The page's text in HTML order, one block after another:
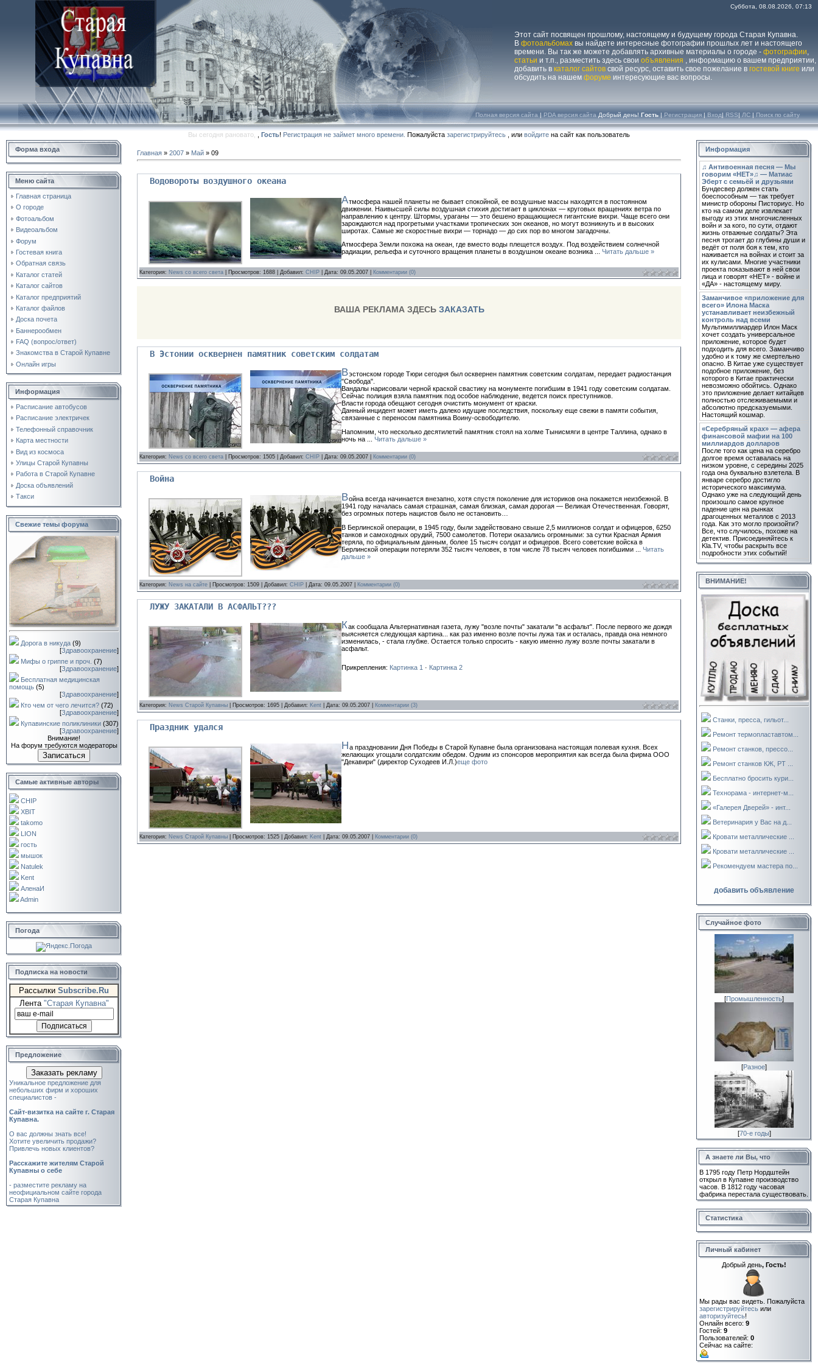
Этот сайт посвящен прошлому, настоящему и будущему города Старая Купавна.
В фотоальбомах вы найдете интересные фотографии прошлых лет и настоящего
времени. Вы так же можете добавлять архивные материалы о городе - фотографии,
статьи и т.п., разместить здесь свои объявления , информацию о вашем предприятии,
добавить в каталог сайтов свой ресурс, оставить свое пожелание в гостевой книге или
обсудить на нашем форуме интересующие вас вопросы.
Суббота, 08.08.2026, 07:13
Полная версия сайта | PDA версия сайта Добрый день! Гость | Регистрация | Вход| RSS| ЛС | Поиск по сайту
Вы сегодня рановато, Гость! Регистрация не займет много времени. Пожалуйста зарегистрируйтесь , или войдите на сайт как пользователь
Форма входа
Меню сайта
Главная страница
О городе
Фотоальбом
Видеоальбом
Форум
Гостевая книга
Обратная связь
Каталог статей
Каталог сайтов
Каталог предприятий
Каталог файлов
Доска почета
Баннерообмен
FAQ (вопрос/ответ)
Знакомства в Старой Купавне
Онлайн игры
Информация
Расписание автобусов
Расписание электричек
Телефонный справочник
Карта местности
Вид из космоса
Улицы Старой Купавны
Работа в Старой Купавне
Доска объявлений
Такси
Свежие темы форума
Дорога в никуда (9)
[Здравоохранение]
Мифы о гриппе и проч. (7)
[Здравоохранение]
Бесплатная медицинская
помощь (5)
[Здравоохранение]
Кто чем от чего лечится? (72)
[Здравоохранение]
Купавинские поликлиники (307)
[Здравоохранение]
Внимание!
На форум требуются модераторы
Записаться
Самые активные авторы
CHIP
XBIT
takomo
LION
гость
мышок
Natulek
Kent
АленаИ
Admin
Погода
Подписка на новости
Рассылки Subscribe.Ru
Лента "Старая Купавна"
Предложение
Заказать рекламу
Уникальное предложение для
небольших фирм и хороших
специалистов -
Cайт-визитка на сайте г. Старая
Купавна.
О вас должны знать все!
Хотите увеличить продажи?
Привлечь новых клиентов?
Расскажите жителям Старой
Купавны о себе
- разместите рекламу на
неофициальном сайте города
Старая Купавна
Главная » 2007 » Май » 09
Водовороты воздушного океана
Атмосфера нашей планеты не бывает спокойной, ее воздушные массы находятся в постоянном
движении. Наивысшей силы воздушная стихия достигает в циклонах — круговых вращениях ветра по
направлению к центру. Штормы, ураганы — это бешено вращающиеся гигантские вихри. Чаще всего они
зарождаются над прогретыми участками тропических зон океанов, но могут возникнуть и в высоких
широтах. Самые же скоростные вихри — торнадо — до сих пор во многом загадочны.
Атмосфера Земли похожа на океан, где вместо воды плещется воздух. Под воздействием солнечной
радиации, рельефа и суточного вращения планеты в воздушном океане возника
Читать дальше »
Категория: News со всего света | Просмотров: 1688 | Добавил: CHIP | Дата: 09.05.2007 Комментарии (0)
ВАША РЕКЛАМА ЗДЕСЬ ЗАКАЗАТЬ
В Эстонии осквернен памятник советским солдатам
Вэстонском городе Тюри сегодня был осквернен памятник советским солдатам, передает радиостанция
"Свобода".
Вандалы нарисовали черной краской свастику на монументе погибшим в 1941 году советским солдатам.
Сейчас полиция взяла памятник под особое наблюдение, ведется поиск преступников.
Власти города обещают сегодня очистить монумент от краски.
Данный инцидент может иметь далеко идущие последствия, поскольку еще свежи в памяти события,
связанные с переносом памятника Воину-освободителю.
Напомним, что несколько десятилетий памятник стоял на холме Тынисмяги в центре Таллина, однако в
ночь на
Читать дальше »
Категория: News со всего света | Просмотров: 1505 | Добавил: CHIP | Дата: 09.05.2007 Комментарии (0)
Война
Война всегда начинается внезапно, хотя спустя поколение для историков она покажется неизбежной. В
1941 году началась самая страшная, самая близкая, самая дорогая — Великая Отечественная. Говорят,
без огромных потерь нацистов было не остановить…
В Берлинской операции, в 1945 году, были задействовано свыше 2,5 миллионов солдат и офицеров, 6250
танков и самоходных орудий, 7500 самолетов. Потери оказались огромными: за сутки Красная Армия
теряла, по официальным данным, более 15 тысяч солдат и офицеров. Всего советские войска в
Берлинской операции потеряли 352 тысяч человек, в том числе 78 тысяч человек погибшими
Читать
дальше »
Категория: News на сайте | Просмотров: 1509 | Добавил: CHIP | Дата: 09.05.2007 Комментарии (0)
ЛУЖУ ЗАКАТАЛИ В АСФАЛЬТ???
Как сообщала Альтернативная газета, лужу "возле почты" закатали "в асфальт". После первого же дождя
выясняется следующая картина... как раз именно возле почты лужа так и осталась, правда она немного
изменилась, - стала глубже. Остается только спросить - какую именно лужу возле почты закатали в
асфальт.
Прикрепления: Картинка 1 · Картинка 2
Категория: News Старой Купавны | Просмотров: 1695 | Добавил: Kent | Дата: 09.05.2007 Комментарии (3)
Праздник удался
Н а праздновании Дня Победы в Старой Купавне была организована настоящая полевая кухня. Всех
желающих угощали солдатским обедом. Одним из спонсоров мероприятия как всегда была фирма ООО
"Декавири" (директор Суходеев И.Л.)еще фото
Категория: News Старой Купавны | Просмотров: 1525 | Добавил: Kent | Дата: 09.05.2007 Комментарии (0)
Информация
♫ Антивоенная песня — Мы
говорим «НЕТ»♫ — Матиас
Эберт с семьёй и друзьями
Бундесвер должен стать
боеспособным — так требует
министр обороны Писториус. Но
кто на самом деле извлекает
выгоду из этих многочисленных
войн и за кого, по сути, отдают
жизнь отважные солдаты? Эта
песня трогает до глубины души и
ведёт от поля боя к тем, кто
наживается на войнах и стоит за
их кулисами. Многие участники
проекта показывают в ней свои
лица и говорят «НЕТ» - войне и
«ДА» - настоящему миру.
Заманчивое «приложение для
всего» Илона Маска
устанавливает неизбежный
контроль над всеми
Мультимиллиардер Илон Маск
хочет создать универсальное
приложение, которое будет
подходить для всего. Заманчиво
удобно и к тому же смертельно
опасно. В Китае уже существует
подобное приложение, без
которого в Китае практически
невозможно обойтись. Однако
это приложение делает китайцев
полностью отслеживаемыми и
абсолютно предсказуемыми.
Настоящий кошмар.
«Серебряный крах» — афера
финансовой мафии на 100
миллиардов долларов
После того как цена на серебро
долгое время оставалась на
низком уровне, с середины 2025
года она буквально взлетела. В
январе серебро достигло
исторического максимума.
Однако уже на следующий день
произошло самое крупное
падение цен на рынках
драгоценных металлов с 2013
года. Как это могло произойти?
Все, что случилось, похоже на
детектив. Присоединяйтесь к
Kla.TV, чтобы раскрыть все
подробности этих событий!
ВНИМАНИЕ!
Станки, пресса, гильот...
Ремонт термопластавтом...
Ремонт станков, прессо...
Ремонт станков КЖ, РТ ...
Бесплатно бросить кури...
Технорама - интернет-м...
«Галерея Дверей» - инт...
Ветеринария у Вас на д...
Кровати металлические ...
Кровати металлические ...
Рекомендуем мастера по...
добавить объявление
Случайное фото
[Промышленность]
[Разное]
[70-е годы]
А знаете ли Вы, что
В 1795 году Петр Нордштейн
открыл в Купавне производство
часов. В 1812 году часовая
фабрика перестала существовать.
Статистика
Личный кабинет
Добрый день, Гость!
Мы рады вас видеть. Пожалуйста
зарегистрируйтесь или
авторизуйтесь!
Онлайн всего: 9
Гостей: 9
Пользователей: 0
Сейчас на сайте: